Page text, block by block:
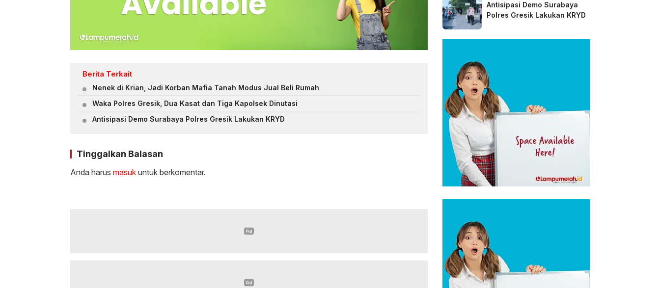
Berita Terkait
Nenek di Krian, Jadi Korban Mafia Tanah Modus Jual Beli Rumah
Waka Polres Gresik, Dua Kasat dan Tiga Kapolsek Dinutasi
Antisipasi Demo Surabaya Polres Gresik Lakukan KRYD
Tinggalkan Balasan
Anda harus masuk untuk berkomentar.
Antisipasi Demo Surabaya
Polres Gresik Lakukan KRYD